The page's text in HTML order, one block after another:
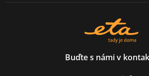
Buďte s námi v